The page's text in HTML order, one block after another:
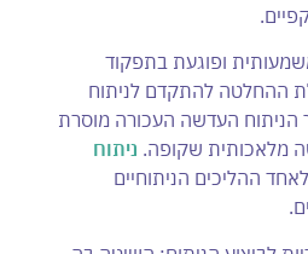
ופוגעת בתפקוד
ההחלטה להתקדם לניתוח
העדשה העכורה מוסרת
מלאכותית שקופה. ניתוח
ההליכים הניתוחיים